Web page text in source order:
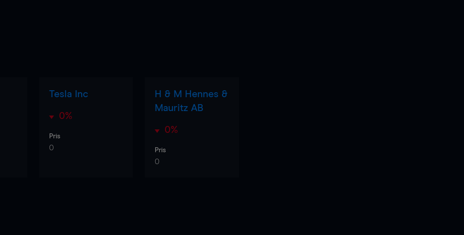
Tesla Inc
0%
Pris
0
H & M Hennes &
Mauritz AB
0%
Pris
0